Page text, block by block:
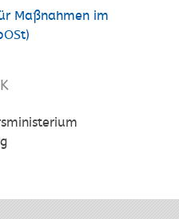
Maßnahmen im